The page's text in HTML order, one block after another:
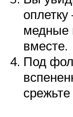
медные
вместе.
Под